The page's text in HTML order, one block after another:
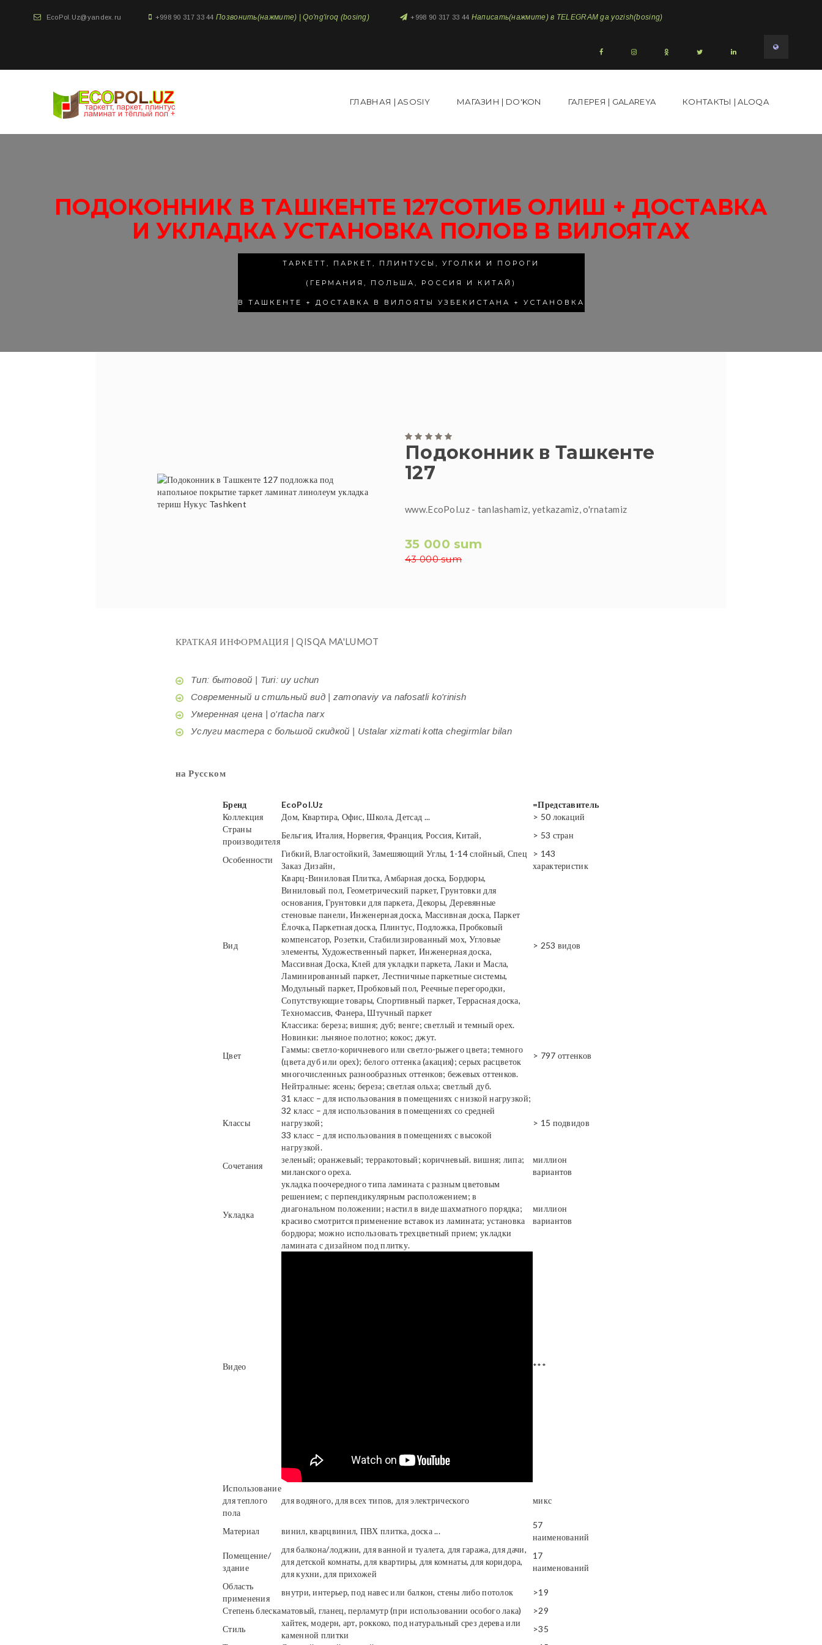
EcoPol.Uz@yandex.ru +998 90 317 33 44 Позвонить(нажмите) | Qo'ng'iroq (bosing) +998 90 317 33 44 Написать(нажмите) в TELEGRAM ga yozish(bosing)
ГЛАВНАЯ | ASOSIY МАГАЗИН | DO'KON ГАЛЕРЕЯ | GALAREYA КОНТАКТЫ | ALOQA
ПОДОКОННИК В ТАШКЕНТЕ 127СОТИБ ОЛИШ + ДОСТАВКА
И УКЛАДКА УСТАНОВКА ПОЛОВ В ВИЛОЯТАХ
ТАРКЕТТ, ПАРКЕТ, ПЛИНТУСЫ, УГОЛКИ И ПОРОГИ
(ГЕРМАНИЯ, ПОЛЬША, РОССИЯ И КИТАЙ)
В ТАШКЕНТЕ + ДОСТАВКА В ВИЛОЯТЫ УЗБЕКИСТАНА + УСТАНОВКА
Подоконник в Ташкенте
127
www.EcoPol.uz - tanlashamiz, yetkazamiz, o'rnatamiz
35 000 sum
43 000 sum
КРАТКАЯ ИНФОРМАЦИЯ | QISQA MA'LUMOT
Тип: бытовой | Turi: uy uchun
Современный и стильный вид | zamonaviy va nafosatli ko'rinish
Умеренная цена | o'rtacha narx
Услуги мастера с большой скидкой | Ustalar xizmati kotta chegirmlar bilan
на Русском
Бренд EcoPol.Uz
=Представитель
Коллекция
Дом, Квартира, Офис, Школа, Детсад ...
> 50 локаций
Страны
производителя
Бельгия, Италия, Норвегия, Франция, Россия, Китай, > 53 стран
Особенности
Гибкий, Влагостойкий, Замешяющий Углы, 1-14 слойный, Спец
Заказ Дизайн,
> 143
характеристик
Вид
Кварц-Виниловая Плитка, Амбарная доска, Бордюры,
Виниловый пол, Геометрический паркет, Грунтовки для
основания, Грунтовки для паркета, Декоры, Деревянные
стеновые панели, Инженерная доска, Массивная доска, Паркет
Ёлочка, Паркетная доска, Плинтус, Подложка, Пробковый
компенсатор, Розетки, Стабилизированный мох, Угловые
элементы, Художественный паркет, Инженерная доска,
Массивная Доска, Клей для укладки паркета, Лаки и Масла,
Ламинированный паркет, Лестничные паркетные системы,
Модульный паркет, Пробковый пол, Реечные перегородки,
Сопутствующие товары, Спортивный паркет, Террасная доска,
Техномассив, Фанера, Штучный паркет
> 253 видов
Цвет
Классика: береза; вишня; дуб; венге; светлый и темный орех.
Новинки: льняное полотно; кокос; джут.
Гаммы: светло-коричневого или светло-рыжего цвета; темного
(цвета дуб или орех); белого оттенка (акация); серых расцветок
многочисленных разнообразных оттенков; бежевых оттенков.
Нейтралные: ясень; береза; светлая ольха; светлый дуб.
> 797 оттенков
Классы
31 класс – для использования в помещениях с низкой нагрузкой;
32 класс – для использования в помещениях со средней
нагрузкой;
33 класс – для использования в помещениях с высокой
нагрузкой.
> 15 подвидов
Сочетания
зеленый; оранжевый; терракотовый; коричневый. вишня; липа;
миланского ореха.
миллион
вариантов
Укладка
укладка поочередного типа ламината с разным цветовым
решением; с перпендикулярным расположением; в
диагональном положении; настил в виде шахматного порядка;
красиво смотрится применение вставок из ламината; установка
бордюра; можно использовать трехцветный прием; укладки
ламината с дизайном под плитку.
миллион
вариантов
Видео ***
Использование
для теплого
пола
для водяного, для всех типов, для электрического микс
Материал винил, кварцвинил, ПВХ плитка, доска ...
57
наименований
Помещение/
здание
для балкона/лоджии, для ванной и туалета, для гаража, для дачи,
для детской комнаты, для квартиры, для комнаты, для коридора,
для кухни, для прихожей
17
наименований
Область
применения
внутри, интерьер, под навес или балкон, стены либо потолок
>19
Степень блескаматовый, гланец, перламутр (при использовании особого лака)
>29
Стиль
хайтек, модерн, арт, роккоко, под натуральный срез дерева или
каменной плитки
>35